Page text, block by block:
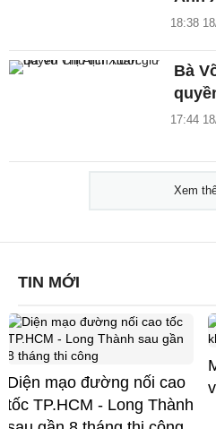
18:38
Bà
17:44
Xem
TIN MỚI
Diện mạo đường nối cao
tốc TP.HCM - Long Thành